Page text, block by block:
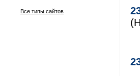
Все типы сайтов